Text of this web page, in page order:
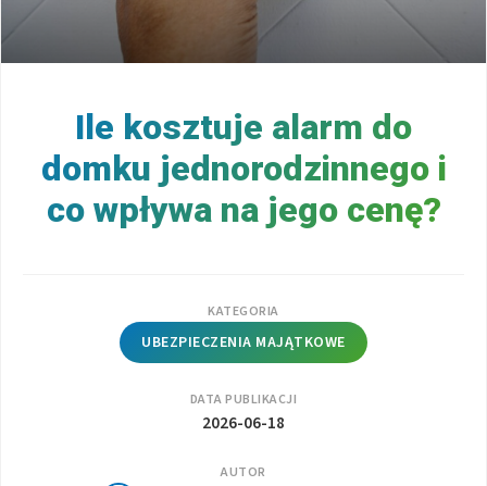
Ile kosztuje alarm do
domku jednorodzinnego i
co wpływa na jego cenę?
KATEGORIA
UBEZPIECZENIA MAJĄTKOWE
DATA PUBLIKACJI
2026-06-18
AUTOR